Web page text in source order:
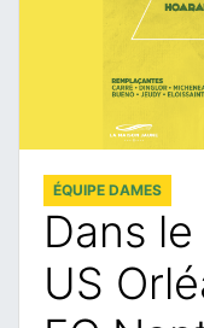
ÉQUIPE DAMES
Dans
US